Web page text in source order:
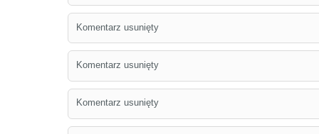
Komentarz usunięty
Komentarz usunięty
Komentarz usunięty